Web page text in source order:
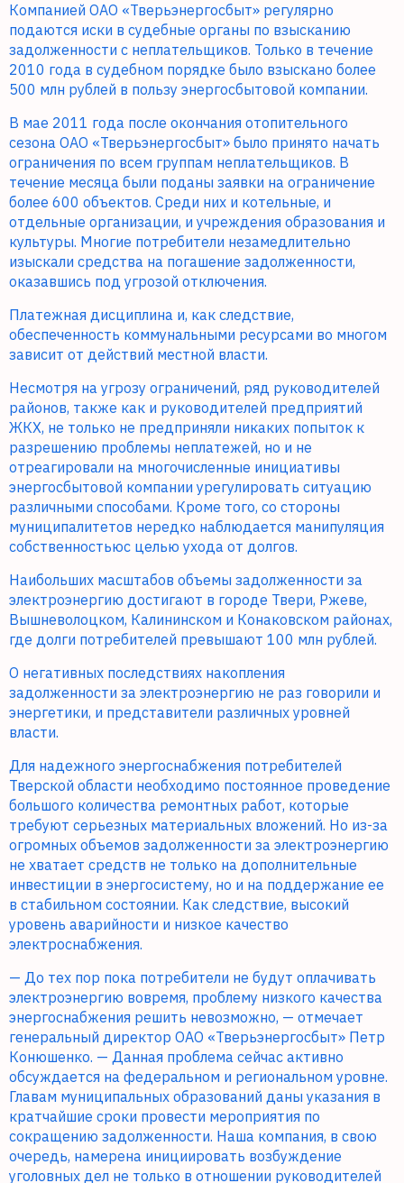
Компанией ОАО «Тверьэнергосбыт» регулярно
подаются иски в судебные органы по взысканию
задолженности с неплательщиков. Только в течение
2010 года в судебном порядке было взыскано более
500 млн рублей в пользу энергосбытовой компании.
В мае 2011 года после окончания отопительного
сезона ОАО «Тверьэнергосбыт» было принято начать
ограничения по всем группам неплательщиков. В
течение месяца были поданы заявки на ограничение
более 600 объектов. Среди них и котельные, и
отдельные организации, и учреждения образования и
культуры. Многие потребители незамедлительно
изыскали средства на погашение задолженности,
оказавшись под угрозой отключения.
Платежная дисциплина и, как следствие,
обеспеченность коммунальными ресурсами во многом
зависит от действий местной власти.
Несмотря на угрозу ограничений, ряд руководителей
районов, также как и руководителей предприятий
ЖКХ, не только не предприняли никаких попыток к
разрешению проблемы неплатежей, но и не
отреагировали на многочисленные инициативы
энергосбытовой компании урегулировать ситуацию
различными способами. Кроме того, со стороны
муниципалитетов нередко наблюдается манипуляция
собственностьюс целью ухода от долгов.
Наибольших масштабов объемы задолженности за
электроэнергию достигают в городе Твери, Ржеве,
Вышневолоцком, Калининском и Конаковском районах,
где долги потребителей превышают 100 млн рублей.
О негативных последствиях накопления
задолженности за электроэнергию не раз говорили и
энергетики, и представители различных уровней
власти.
Для надежного энергоснабжения потребителей
Тверской области необходимо постоянное проведение
большого количества ремонтных работ, которые
требуют серьезных материальных вложений. Но из-за
огромных объемов задолженности за электроэнергию
не хватает средств не только на дополнительные
инвестиции в энергосистему, но и на поддержание ее
в стабильном состоянии. Как следствие, высокий
уровень аварийности и низкое качество
электроснабжения.
— До тех пор пока потребители не будут оплачивать
электроэнергию вовремя, проблему низкого качества
энергоснабжения решить невозможно, — отмечает
генеральный директор ОАО «Тверьэнергосбыт» Петр
Конюшенко. — Данная проблема сейчас активно
обсуждается на федеральном и региональном уровне.
Главам муниципальных образований даны указания в
кратчайшие сроки провести мероприятия по
сокращению задолженности. Наша компания, в свою
очередь, намерена инициировать возбуждение
уголовных дел не только в отношении руководителей